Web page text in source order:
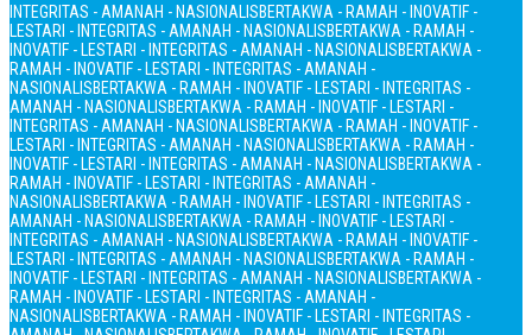
INTEGRITAS - AMANAH - NASIONALISBERTAKWA - RAMAH - INOVATIF -
LESTARI - INTEGRITAS - AMANAH - NASIONALISBERTAKWA - RAMAH -
INOVATIF - LESTARI - INTEGRITAS - AMANAH - NASIONALISBERTAKWA -
RAMAH - INOVATIF - LESTARI - INTEGRITAS - AMANAH -
NASIONALISBERTAKWA - RAMAH - INOVATIF - LESTARI - INTEGRITAS -
AMANAH - NASIONALISBERTAKWA - RAMAH - INOVATIF - LESTARI -
INTEGRITAS - AMANAH - NASIONALISBERTAKWA - RAMAH - INOVATIF -
LESTARI - INTEGRITAS - AMANAH - NASIONALISBERTAKWA - RAMAH -
INOVATIF - LESTARI - INTEGRITAS - AMANAH - NASIONALISBERTAKWA -
RAMAH - INOVATIF - LESTARI - INTEGRITAS - AMANAH -
NASIONALISBERTAKWA - RAMAH - INOVATIF - LESTARI - INTEGRITAS -
AMANAH - NASIONALISBERTAKWA - RAMAH - INOVATIF - LESTARI -
INTEGRITAS - AMANAH - NASIONALISBERTAKWA - RAMAH - INOVATIF -
LESTARI - INTEGRITAS - AMANAH - NASIONALISBERTAKWA - RAMAH -
INOVATIF - LESTARI - INTEGRITAS - AMANAH - NASIONALISBERTAKWA -
RAMAH - INOVATIF - LESTARI - INTEGRITAS - AMANAH -
NASIONALISBERTAKWA - RAMAH - INOVATIF - LESTARI - INTEGRITAS -